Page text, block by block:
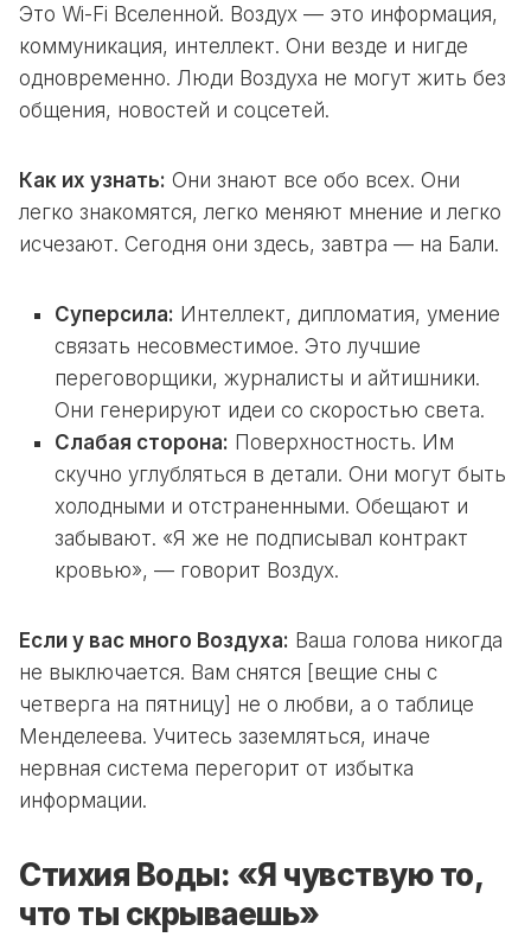
Это Wi-Fi Вселенной. Воздух — это информация,
коммуникация, интеллект. Они везде и нигде
одновременно. Люди Воздуха не могут жить без
общения, новостей и соцсетей.
Как их узнать: Они знают все обо всех. Они
легко знакомятся, легко меняют мнение и легко
исчезают. Сегодня они здесь, завтра — на Бали.
Суперсила: Интеллект, дипломатия, умение
связать несовместимое. Это лучшие
переговорщики, журналисты и айтишники.
Они генерируют идеи со скоростью света.
Слабая сторона: Поверхностность. Им
скучно углубляться в детали. Они могут быть
холодными и отстраненными. Обещают и
забывают. «Я же не подписывал контракт
кровью», — говорит Воздух.
Если у вас много Воздуха: Ваша голова никогда
не выключается. Вам снятся [вещие сны с
четверга на пятницу] не о любви, а о таблице
Менделеева. Учитесь заземляться, иначе
нервная система перегорит от избытка
информации.
Стихия Воды: «Я чувствую то,
что ты скрываешь»